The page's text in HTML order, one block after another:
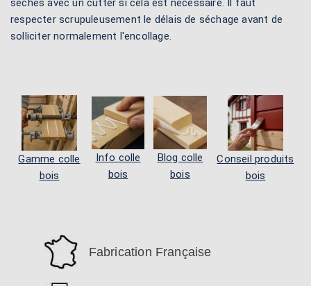
séchés avec un cutter si cela est nécessaire. Il faut
respecter scrupuleusement le délais de séchage avant de
solliciter normalement l'encollage.
Gamme colle
bois
Info colle
bois
Blog colle
bois
Conseil produits
bois
Fabrication Française